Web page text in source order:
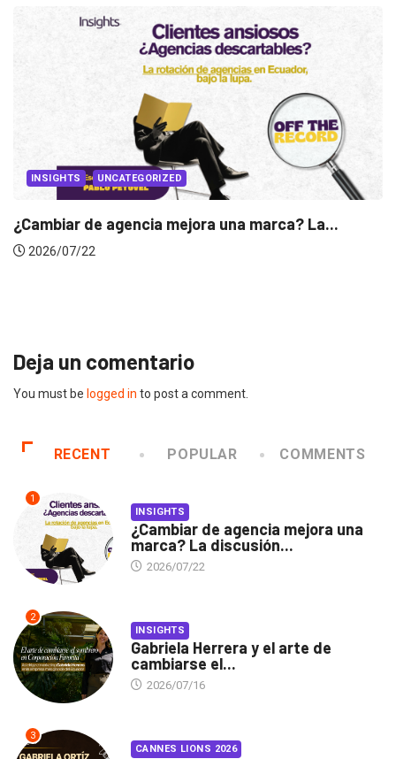
INSIGHTS
Deja un comentario
You must be logged in to post a comment.
RECENT POPULAR COMMENTS
1
INSIGHTS
¿Cambiar de agencia mejora una
marca? La discusión...
2026/07/22
2
INSIGHTS
Gabriela Herrera y el arte de
cambiarse el...
2026/07/16
3
CANNES LIONS 2026